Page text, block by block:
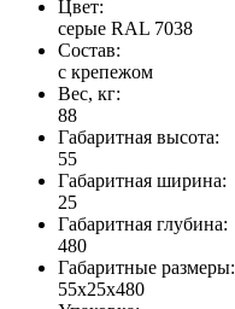
Цвет:
серые RAL 7038
Состав:
с крепежом
Вес, кг:
88
Габаритная высота:
55
Габаритная ширина:
25
Габаритная глубина:
480
Габаритные размеры:
55x25x480